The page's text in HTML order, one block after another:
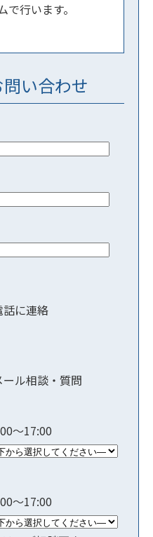
行います。
い合わせ
話に連絡
ール相談・質問
〜17:00
〜17:00